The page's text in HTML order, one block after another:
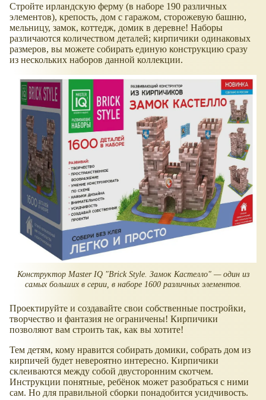
Стройте ирландскую ферму (в наборе 190 различных
элементов), крепость, дом с гаражом, сторожевую башню,
мельницу, замок, коттедж, домик в деревне! Наборы
различаются количеством деталей; кирпичики одинаковых
размеров, вы можете собирать единую конструкцию сразу
из нескольких наборов данной коллекции.
Конструктор Master IQ "Brick Style. Замок Кастелло" — один из
самых больших в серии, в наборе 1600 различных элементов.
Проектируйте и создавайте свои собственные постройки,
творчество и фантазия не ограничены! Кирпичики
позволяют вам строить так, как вы хотите!
Тем детям, кому нравится собирать домики, собрать дом из
кирпичей будет невероятно интересно. Кирпичики
склеиваются между собой двусторонним скотчем.
Инструкции понятные, ребёнок может разобраться с ними
сам. Но для правильной сборки понадобится усидчивость.